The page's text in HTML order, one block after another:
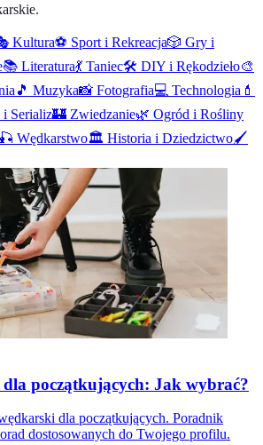
Kultura⚽ Sport i Rekreacja🎲 Gry i
📚 Literatura💃 Taniec🛠️ DIY i Rękodzieło🎨
🎵 Muzyka📸 Fotografia💻 Technologia 💄
Serializ🏰 Zwiedzanie🌿 Ogród i Rośliny
🎣 Wędkarstwo🏛️ Historia i Dziedzictwo🖌️
początkujących: Jak wybrać?
dla początkujących. Poradnik
dostosowanych do Twojego profilu.